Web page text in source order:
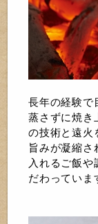
長年の経験で
蒸さずに焼き
の技術と遠火
旨みが凝縮さ
入れるご飯や
だわっていま